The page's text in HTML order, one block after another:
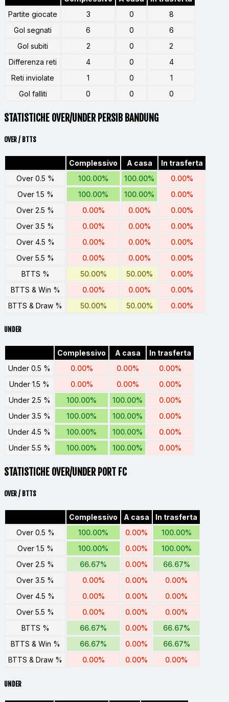
Partite giocate
3 0
8
Gol segnati
6 0
6
Gol subiti
2 0
2
Differenza reti
4 0
4
Reti inviolate
1 0
1
Gol falliti
0 0 0
STATISTICHE OVER/UNDER PERSIB BANDUNG
OVER / BTTS
Complessivo A casa
In trasferta
Over 0.5 %
100.00% 100.00%
0.00%
Over 1.5 %
100.00% 100.00%
0.00%
Over 2.5 %
0.00% 0.00%
0.00%
Over 3.5 %
0.00% 0.00%
0.00%
Over 4.5 %
0.00% 0.00%
0.00%
Over 5.5 %
0.00% 0.00%
0.00%
BTTS %
50.00% 50.00%
0.00%
BTTS & Win %
0.00% 0.00%
0.00%
BTTS & Draw %
50.00% 50.00% 0.00%
UNDER
Complessivo A casa
In trasferta
Under 0.5 %
0.00% 0.00%
0.00%
Under 1.5 %
0.00% 0.00%
0.00%
Under 2.5 %
100.00% 100.00%
0.00%
Under 3.5 %
100.00% 100.00%
0.00%
Under 4.5 %
100.00% 100.00%
0.00%
Under 5.5 %
100.00% 100.00% 0.00%
STATISTICHE OVER/UNDER PORT FC
OVER / BTTS
Complessivo A casa
In trasferta
Over 0.5 %
100.00% 0.00%
100.00%
Over 1.5 %
100.00% 0.00%
100.00%
Over 2.5 %
66.67% 0.00%
66.67%
Over 3.5 %
0.00% 0.00%
0.00%
Over 4.5 %
0.00% 0.00%
0.00%
Over 5.5 %
0.00% 0.00%
0.00%
BTTS %
66.67% 0.00%
66.67%
BTTS & Win %
66.67% 0.00%
66.67%
BTTS & Draw %
0.00% 0.00% 0.00%
UNDER